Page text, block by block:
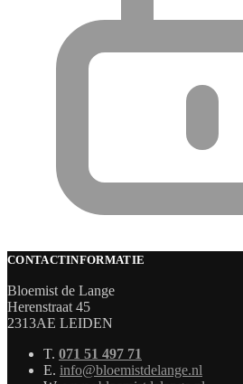
CONTACTINFORMATIE
Bloemist de Lange
Herenstraat 45
2313AE LEIDEN
T. 071 51 497 71
E. info@bloemistdelange.nl